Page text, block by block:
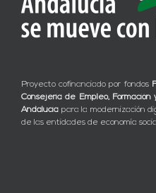
Proyecto cofinanciado por fondos
Consejería de Empleo, Formación
Andalucía para la modernización
de las entidades de economía